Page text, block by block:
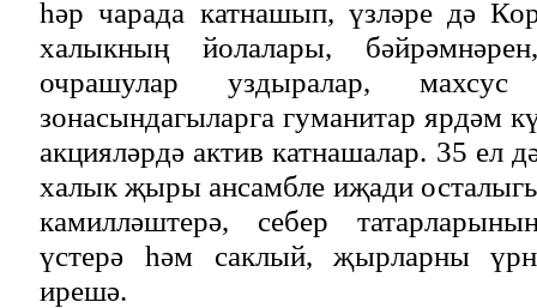
һәр чарада катнашып, үзләре дә
халыкның йолалары,
очрашулар уздыралар,
зонасындагыларга гуманитар ярдәм
акцияләрдә актив катнашалар. 35 ел
халык җыры ансамбле иҗади
камилләштерә, себер
үстерә һәм саклый, җырларны
ирешә.